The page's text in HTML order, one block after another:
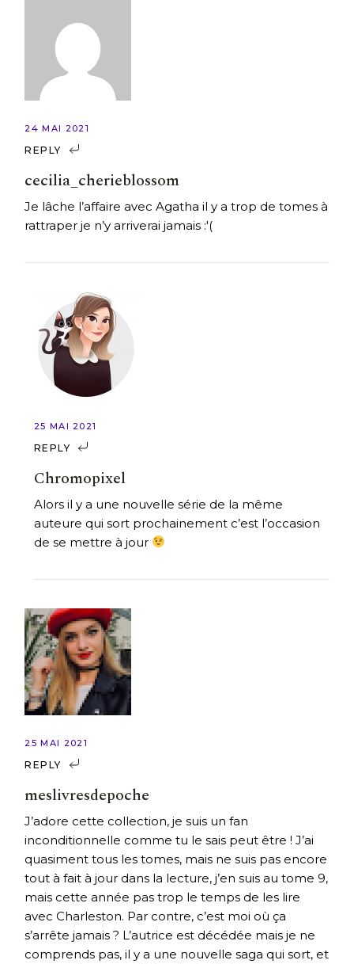
24 MAI 2021
REPLY
cecilia_cherieblossom
Je lâche l’affaire avec Agatha il y a trop de tomes à
rattraper je n’y arriverai jamais :'(
25 MAI 2021
REPLY
Chromopixel
Alors il y a une nouvelle série de la même
auteure qui sort prochainement c’est l’occasion
de se mettre à jour
25 MAI 2021
REPLY
meslivresdepoche
J’adore cette collection, je suis un fan
inconditionnelle comme tu le sais peut être ! J’ai
quasiment tous les tomes, mais ne suis pas encore
tout à fait à jour dans la lecture, j’en suis au tome 9,
mais cette année pas trop le temps de les lire
avec Charleston. Par contre, c’est moi où ça
s’arrête jamais ? L’autrice est décédée mais je ne
comprends pas, il y a une nouvelle saga qui sort, et